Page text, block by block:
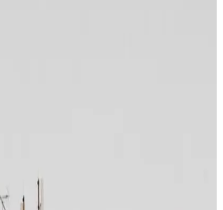
Booking.com, Expedia und
passiert.